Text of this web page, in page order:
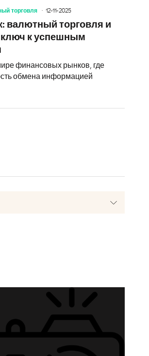
торговля 12-11-2025
валютный торговля и
к успешным
финансовых рынков, где
обмена информацией
позитивного начала
поздравления с днем рождения